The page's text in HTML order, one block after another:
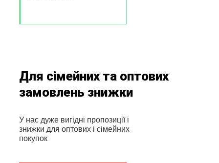
Для сімейних та оптових
замовлень знижки
У нас дуже вигідні пропозиції і
знижки для оптових і сімейних
покупок